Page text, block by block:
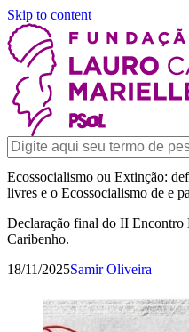
Skip to content
Ecossocialismo ou Extinção:
livres e o Ecossocialismo de e
Declaração final do II Encontro
Caribenho.
18/11/2025Samir Oliveira